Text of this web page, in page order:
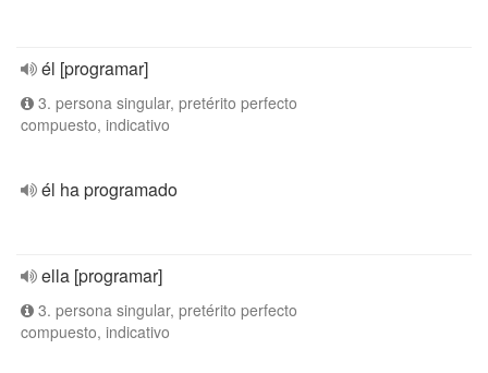
él [programar]
3. persona singular, pretérito perfecto
compuesto, indicativo
él ha programado
ella [programar]
3. persona singular, pretérito perfecto
compuesto, indicativo